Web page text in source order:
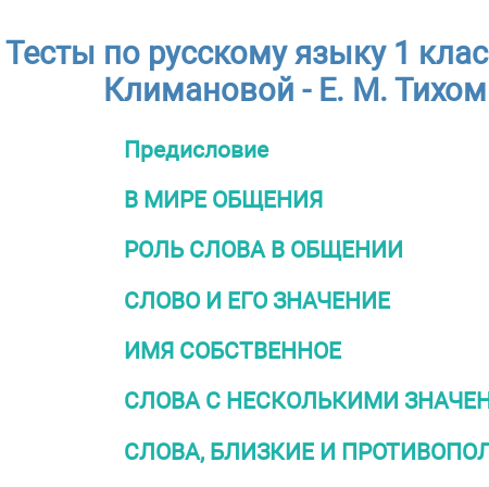
Тесты по русскому языку 1
Климановой - Е. М.
Предисловие
В МИРЕ ОБЩЕНИЯ
РОЛЬ СЛОВА В ОБЩЕНИИ
СЛОВО И ЕГО ЗНАЧЕНИЕ
ИМЯ СОБСТВЕННОЕ
СЛОВА С НЕСКОЛЬКИМИ
СЛОВА, БЛИЗКИЕ И